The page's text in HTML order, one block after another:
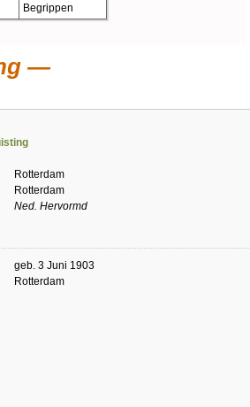
Begrippen
Rotterdam
Rotterdam
Ned. Hervormd
geb. 3 Juni 1903
Rotterdam